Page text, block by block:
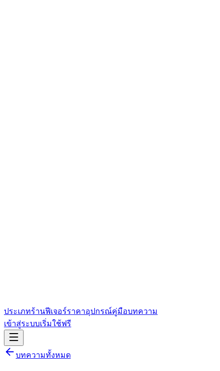
ประเภทร้านฟีเจอร์ราคาอุปกรณ์คู่มือบทความ
เข้าสู่ระบบเริ่มใช้ฟรี
บทความทั้งหมด